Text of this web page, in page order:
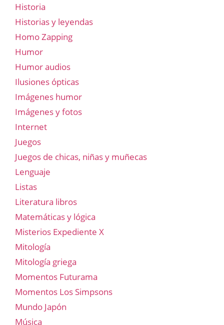
Historia
Historias y leyendas
Homo Zapping
Humor
Humor audios
Ilusiones ópticas
Imágenes humor
Imágenes y fotos
Internet
Juegos
Juegos de chicas, niñas y muñecas
Lenguaje
Listas
Literatura libros
Matemáticas y lógica
Misterios Expediente X
Mitología
Mitología griega
Momentos Futurama
Momentos Los Simpsons
Mundo Japón
Música